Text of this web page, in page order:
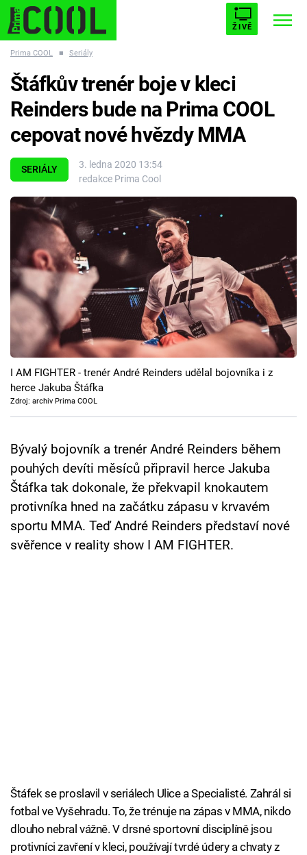
ŽIVĚ
ESCAPE PLNEJ KOTEL AVENGERS 5
Témata
Filmy
Seriály
Hry
Cool Esport
Pořady
TV Program
Sledujte prima+
Přihlášení
Sledujte nás
Prima COOL ■ Seriály
SERIÁLY
3. ledna 2020 13:54
redakce Prima Cool
Štáfkův trenér boje v kleci
Reinders bude na Prima COOL
cepovat nové hvězdy MMA
I AM FIGHTER - trenér André Reinders udělal bojovníka i z
herce Jakuba Štáfka
Zdroj: archiv Prima COOL
Bývalý bojovník a trenér André Reinders během
pouhých devíti měsíců připravil herce Jakuba
Štáfka tak dokonale, že překvapil knokautem
protivníka hned na začátku zápasu v krvavém
sportu MMA. Teď André Reinders představí nové
svěřence v reality show I AM FIGHTER.
Štáfek se proslavil v seriálech Ulice a Specialisté. Zahrál si
fotbal ve Vyšehradu. To, že trénuje na zápas v MMA, nikdo
dlouho nebral vážně. V drsné sportovní disciplíně jsou
protivníci zavření v kleci, používají tvrdé údery a chvaty z